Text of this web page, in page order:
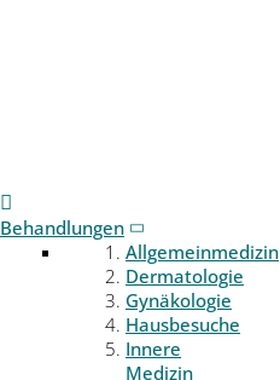
Behandlungen
Allgemeinmedizin
Dermatologie
Gynäkologie
Hausbesuche
Innere
Medizin